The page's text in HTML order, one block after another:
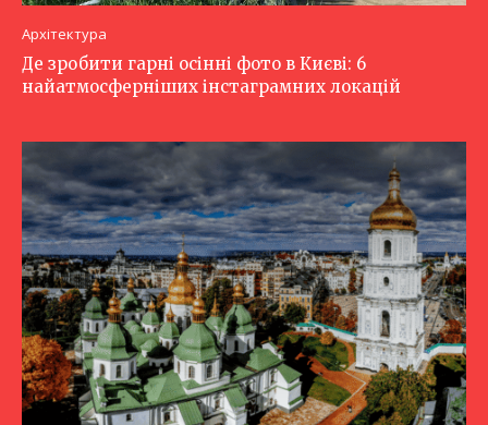
Архітектура
Де зробити гарні осінні фото в Києві: 6
найатмосферніших інстаграмних локацій